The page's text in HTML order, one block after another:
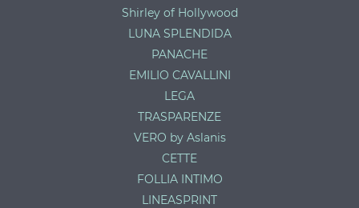
Shirley of Hollywood
LUNA SPLENDIDA
PANACHE
EMILIO CAVALLINI
LEGA
TRASPARENZE
VERO by Aslanis
CETTE
FOLLIA INTIMO
LINEASPRINT